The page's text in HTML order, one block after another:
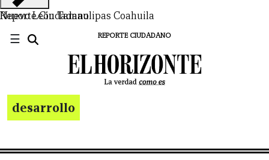
Nuevo LeónTamaulipas Coahuila
Reporte Ciudadano
☰ REPORTE CIUDADANO
desarrollo